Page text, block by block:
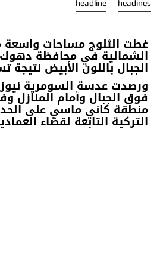
غطت الثلوج مساحات واسعة
الشمالية في محافظة
الجبال باللون الأبيض نتيجة
ورصدت عدسة السومرية
فوق الجبال وأمام المنازل
منطقة كاني ماسي على
التركية التابعة لقضاء